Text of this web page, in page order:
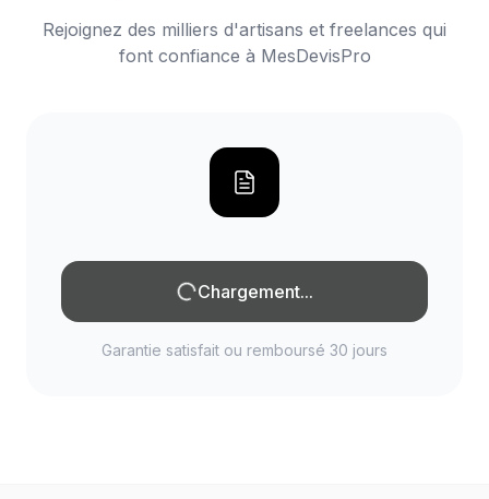
Rejoignez des milliers d'artisans et freelances qui
font confiance à MesDevisPro
Chargement...
Garantie satisfait ou remboursé 30 jours